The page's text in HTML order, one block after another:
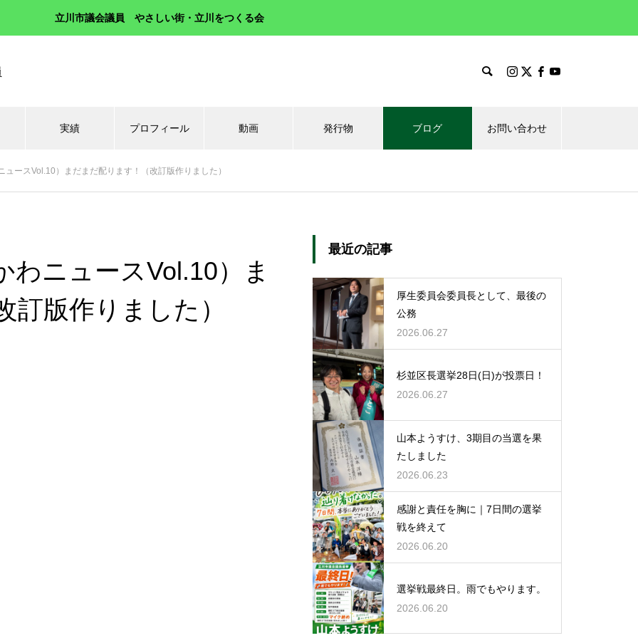
立川市議会議員 やさしい街・立川をつくる会
実績 プロフィール 動画 発行物 ブログ お問い合わせ
ュースVol.10）まだまだ配ります！（改訂版作りました）
わニュースVol.10）ま
版作りました）
最近の記事
厚生委員会委員長として、最後の
公務
2026.06.27
杉並区長選挙28日(日)が投票日！
2026.06.27
山本ようすけ、3期目の当選を果
たしました
2026.06.23
感謝と責任を胸に｜7日間の選挙
戦を終えて
2026.06.20
選挙戦最終日。雨でもやります。
2026.06.20